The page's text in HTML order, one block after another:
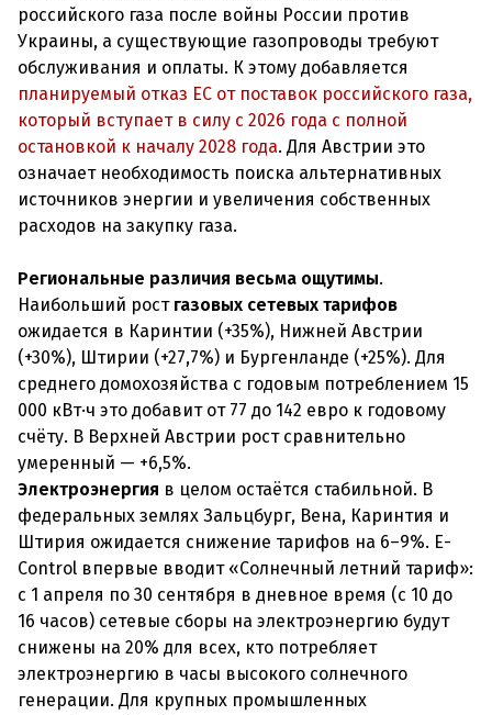
российского газа после войны России против
Украины, а существующие газопроводы требуют
обслуживания и оплаты. К этому добавляется
планируемый отказ ЕС от поставок российского газа,
который вступает в силу с 2026 года с полной
остановкой к началу 2028 года. Для Австрии это
означает необходимость поиска альтернативных
источников энергии и увеличения собственных
расходов на закупку газа.
Региональные различия весьма ощутимы.
Наибольший рост газовых сетевых тарифов
ожидается в Каринтии (+35%), Нижней Австрии
(+30%), Штирии (+27,7%) и Бургенланде (+25%). Для
среднего домохозяйства с годовым потреблением 15
000 кВт·ч это добавит от 77 до 142 евро к годовому
счёту. В Верхней Австрии рост сравнительно
умеренный — +6,5%.
Электроэнергия в целом остаётся стабильной. В
федеральных землях Зальцбург, Вена, Каринтия и
Штирия ожидается снижение тарифов на 6–9%. E-
Control впервые вводит «Солнечный летний тариф»:
с 1 апреля по 30 сентября в дневное время (с 10 до
16 часов) сетевые сборы на электроэнергию будут
снижены на 20% для всех, кто потребляет
электроэнергию в часы высокого солнечного
генерации. Для крупных промышленных